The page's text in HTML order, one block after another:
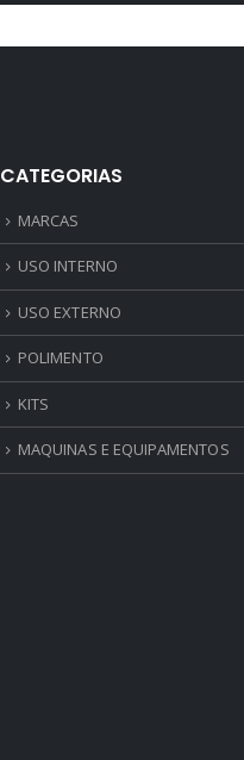
CATEGORIAS
MARCAS
USO INTERNO
USO EXTERNO
POLIMENTO
KITS
MAQUINAS E EQUIPAMENTOS